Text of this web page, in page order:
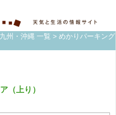
州・沖縄 一覧 > めかりパーキング
（上り）